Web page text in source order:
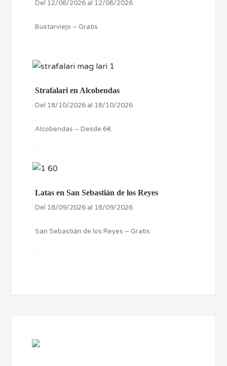
Del 12/08/2026 al 12/08/2026
Bustarviejo – Gratis
Strafalari en Alcobendas
Del 18/10/2026 al 18/10/2026
Alcobendas – Desde 6€
Latas en San Sebastián de los Reyes
Del 18/09/2026 al 18/09/2026
San Sebastián de los Reyes – Gratis